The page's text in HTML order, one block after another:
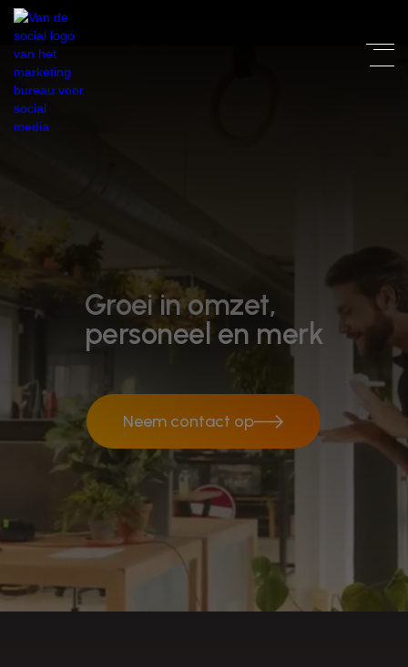
Groei in omzet,
personeel en merk
Neem contact op